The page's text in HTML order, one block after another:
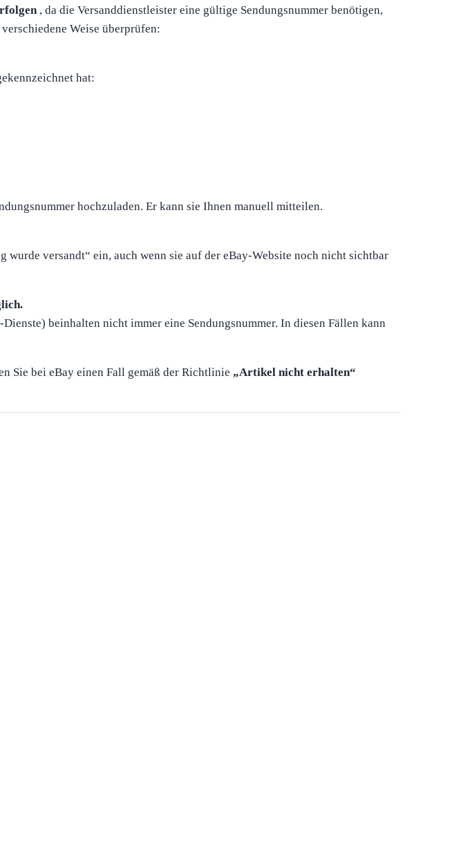
, da die Versanddienstleister eine gültige Sendungsnummer benötigen,
Weise überprüfen:
hat:
hochzuladen. Er kann sie Ihnen manuell mitteilen.
versandt“ ein, auch wenn sie auf der eBay-Website noch nicht sichtbar
beinhalten nicht immer eine Sendungsnummer. In diesen Fällen kann
Sie bei eBay einen Fall gemäß der Richtlinie „Artikel nicht erhalten“